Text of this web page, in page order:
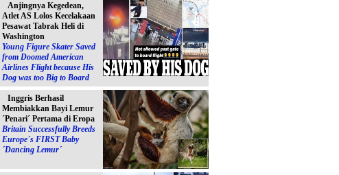
Anjingnya Kegedean,
Atlet AS Lolos Kecelakaan
Pesawat Tabrak Heli di
Washington
Young Figure Skater Saved
from Doomed American
Airlines Flight because His
Dog was too Big to Board
Inggris Berhasil
Membiakkan Bayi Lemur
´Penari´ Pertama di Eropa
Britain Successfully Breeds
Europe´s FIRST Baby
´Dancing Lemur´